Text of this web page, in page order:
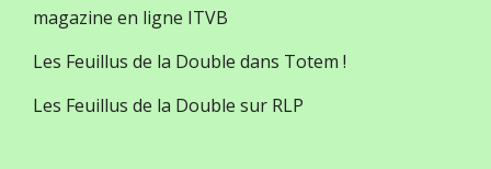
magazine en ligne ITVB
Les Feuillus de la Double dans Totem !
Les Feuillus de la Double sur RLP